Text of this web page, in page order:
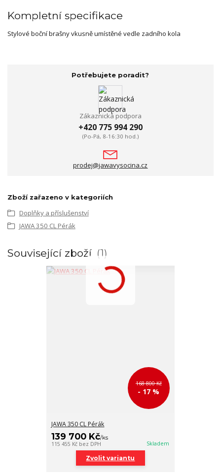
Kompletní specifikace
Stylové boční brašny vkusně umístěné vedle zadního kola
Potřebujete poradit?
Zákaznická podpora
+420 775 994 290
(Po-Pá, 8-16:30 hod.)
prodej@jawavysocina.cz
Zboží zařazeno v kategoriích
Doplňky a příslušenství
JAWA 350 CL Pérák
Související zboží 1
168 800 Kč
- 17 %
JAWA 350 CL Pérák
139 700 Kč/ks
115 455 Kč bez DPH Skladem
Zvolit variantu